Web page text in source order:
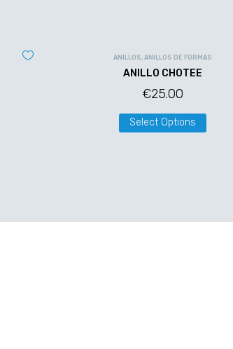
ANILLOS, ANILLOS DE FORMAS
ANILLO CHOTEE
€25.00
Select Options